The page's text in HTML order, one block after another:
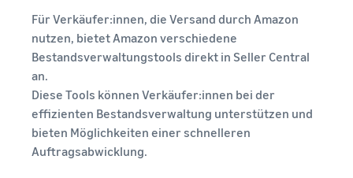
Für Verkäufer:innen, die Versand durch Amazon
nutzen, bietet Amazon verschiedene
Bestandsverwaltungstools direkt in Seller Central
an.
Diese Tools können Verkäufer:innen bei der
effizienten Bestandsverwaltung unterstützen und
bieten Möglichkeiten einer schnelleren
Auftragsabwicklung.